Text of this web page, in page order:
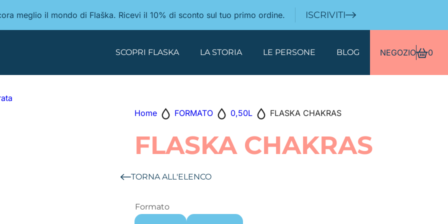
meglio il mondo di Flaška. Ricevi il 10% di sconto sul tuo primo ordine. ISCRIVITI
SCOPRI FLASKA LA STORIA LE PERSONE BLOG NEGOZIO 0
Home FORMATO 0,50L FLASKA CHAKRAS
FLASKA CHAKRAS
TORNA ALL'ELENCO
Formato